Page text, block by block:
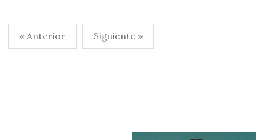
Paginación
de
« Anterior Siguiente »